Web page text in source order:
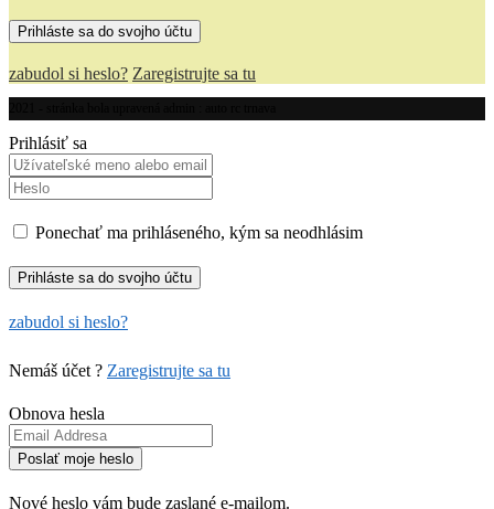
zabudol si heslo? Zaregistrujte sa tu
Prihlásiť sa
Ponechať ma prihláseného, kým sa neodhlásim
zabudol si heslo?
Nemáš účet ? Zaregistrujte sa tu
Obnova hesla
Nové heslo vám bude zaslané e-mailom.